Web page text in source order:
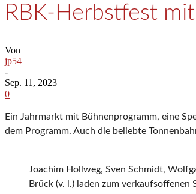
RBK-Herbstfest
Von
jp54
-
Sep. 11, 2023
0
Ein Jahrmarkt mit Bühnenprogramm, eine
dem Programm. Auch die beliebte
Joachim Hollweg, Sven Schmidt,
Brück (v. l.) laden zum verkaufsoffenen